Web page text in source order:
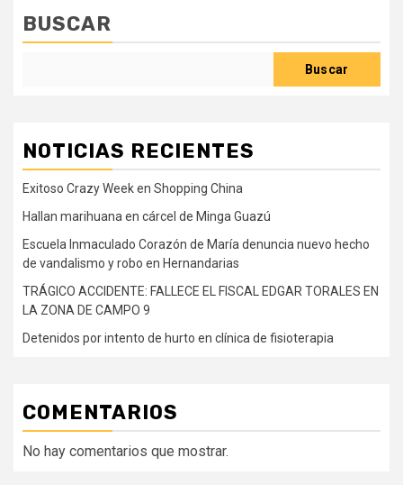
entradas
BUSCAR
Buscar
NOTICIAS RECIENTES
Exitoso Crazy Week en Shopping China
Hallan marihuana en cárcel de Minga Guazú
Escuela Inmaculado Corazón de María denuncia nuevo hecho
de vandalismo y robo en Hernandarias
TRÁGICO ACCIDENTE: FALLECE EL FISCAL EDGAR TORALES EN
LA ZONA DE CAMPO 9
Detenidos por intento de hurto en clínica de fisioterapia
COMENTARIOS
No hay comentarios que mostrar.